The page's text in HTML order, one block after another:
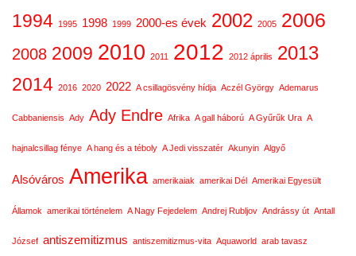
1994 1995 1998 1999 2000-es évek 2002 2005 2006
2008 2009 2010 2011 2012 2012 április 2013
2014 2016 2020 2022 A csillagösvény hídja Aczél György Ademarus
Cabbaniensis Ady Ady Endre Afrika A gall háború A Gyűrűk Ura A
hajnalcsillag fénye A hang és a téboly A Jedi visszatér Akunyin Algyő
Alsóváros Amerika amerikaiak amerikai Dél Amerikai Egyesült
Államok amerikai történelem A Nagy Fejedelem Andrej Rubljov Andrássy út Antall
József antiszemitizmus antiszemitizmus-vita Aquaworld arab tavasz